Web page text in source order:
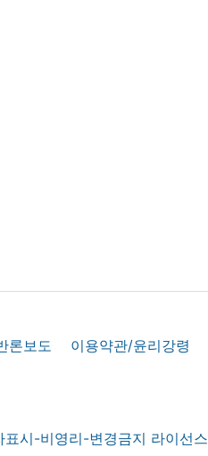
론보도 이용약관/윤리강령
시-비영리-변경금지 라이선스